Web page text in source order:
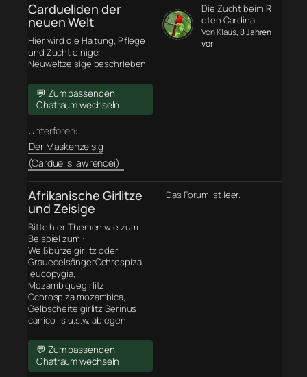
Cardueliden der
neuen Welt
Hier wird die Haltung, Pflege
und Zucht einiger
Neuweltzeisige beschrieben
💬 Zum passenden
Chatraum wechseln
Unterforen:
Der Maskenzeisig
(Carduelis lawrencei)
Die Zucht beim R
oten Cardinal
Von Klaus, 8 Jahren
vor
Afrikanische Girlitze
und Zeisige
Bitte hier Themen wie zum
Beispiel zum :
Weißbürzelgirlitz oder
GrauedelsängerOchrospiza
leucopygia,
Mozambiquegirlitz
Ochrospiza mozambica,
Gelbscheitelgirlitz Serinus
canicollis u.s.w. ablegen
💬 Zum passenden
Chatraum wechseln
Das Forum ist leer.